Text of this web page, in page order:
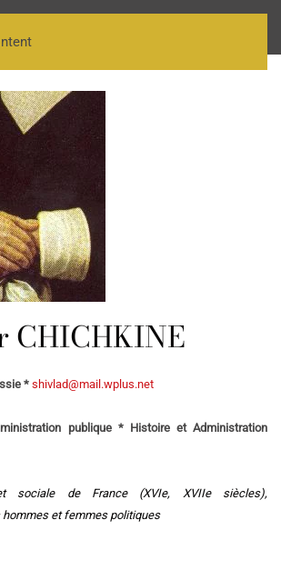
* shivlad@mail.wplus.net
publique * Histoire et Administration
sociale de France (XVIe, XVIIe siècles),
hommes et femmes politiques